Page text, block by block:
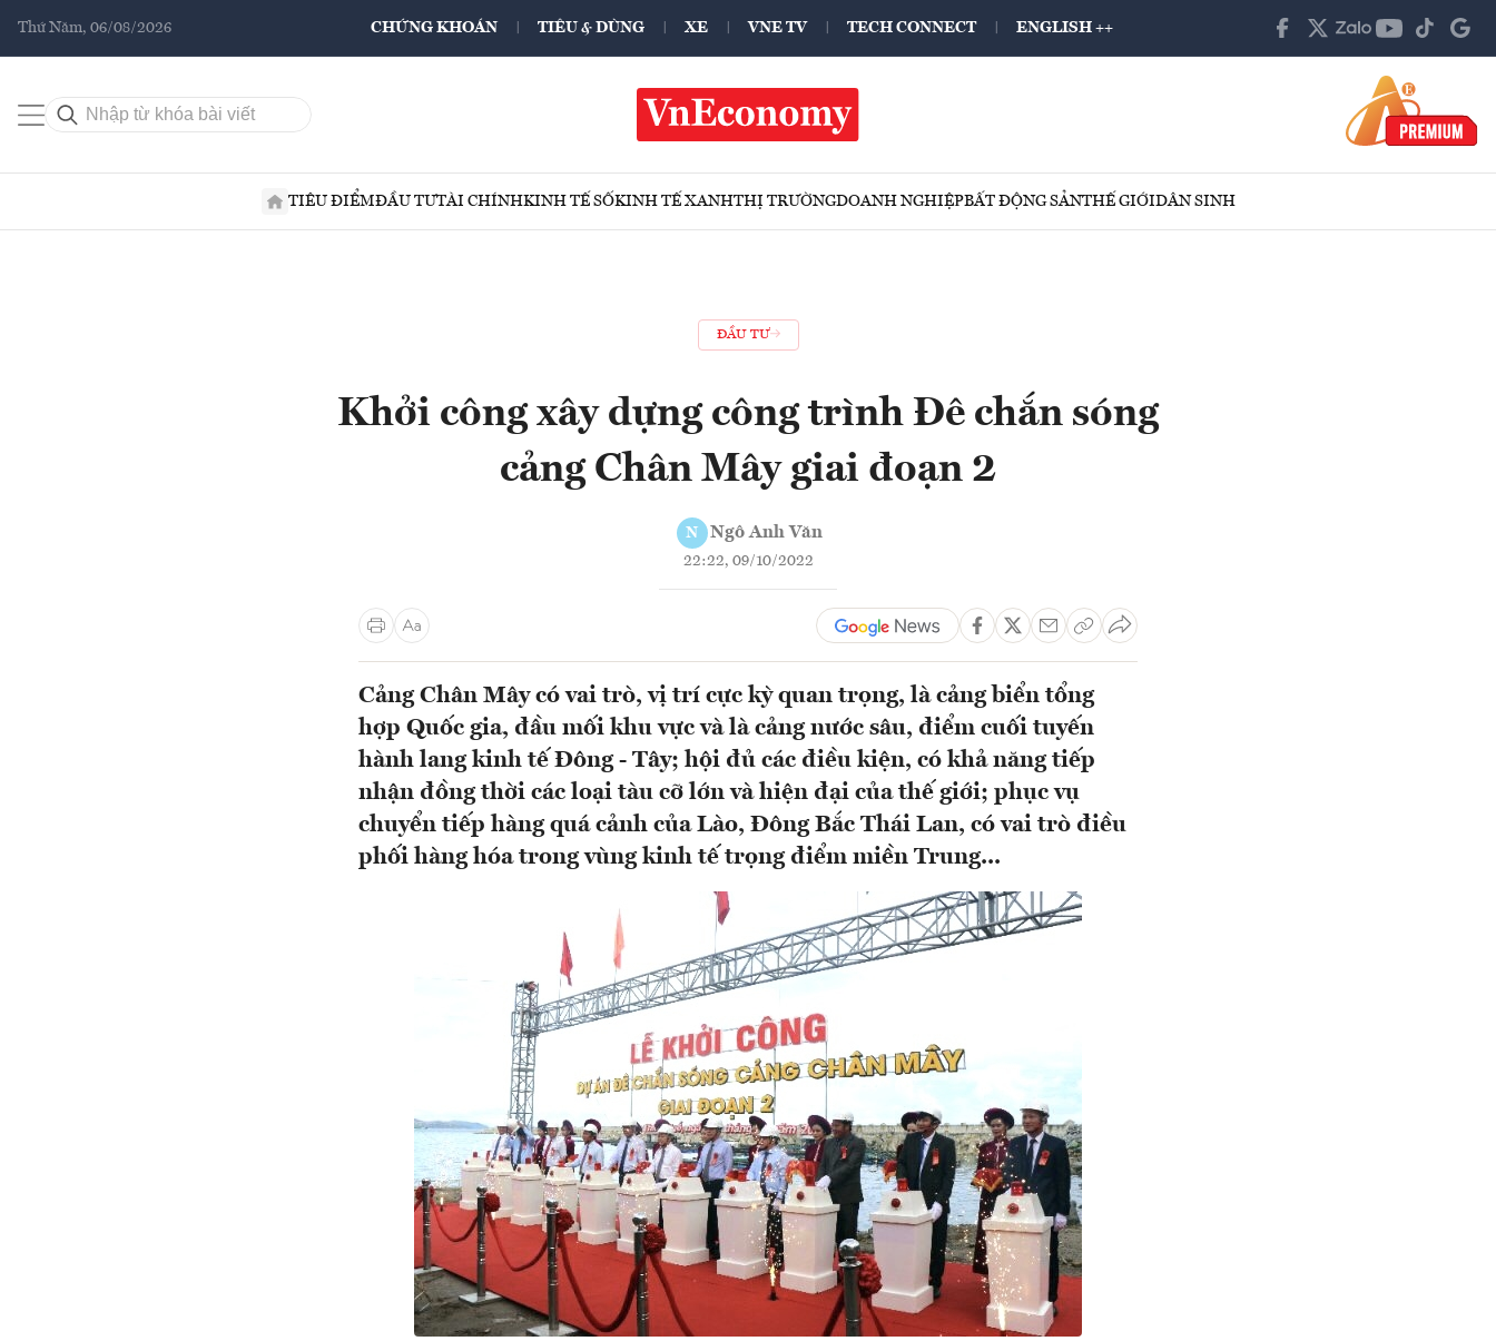
Thứ Năm, 06/08/2026 CHỨNG KHOÁN TIÊU & DÙNG XE VNE TV TECH CONNECT ENGLISH ++
TIÊU ĐIỂMĐẦU TƯTÀI CHÍNHKINH TẾ SỐKINH TẾ XANHTHỊ TRƯỜNGDOANH NGHIỆPBẤT ĐỘNG SẢNTHẾ GIỚIDÂN SINH
ĐẦU TƯ
Khởi công xây dựng công trình Đê chắn sóng
cảng Chân Mây giai đoạn 2
N Ngô Anh Văn
22:22, 09/10/2022
Cảng Chân Mây có vai trò, vị trí cực kỳ quan trọng, là cảng biển tổng
hợp Quốc gia, đầu mối khu vực và là cảng nước sâu, điểm cuối tuyến
hành lang kinh tế Đông - Tây; hội đủ các điều kiện, có khả năng tiếp
nhận đồng thời các loại tàu cỡ lớn và hiện đại của thế giới; phục vụ
chuyển tiếp hàng quá cảnh của Lào, Đông Bắc Thái Lan, có vai trò điều
phối hàng hóa trong vùng kinh tế trọng điểm miền Trung...